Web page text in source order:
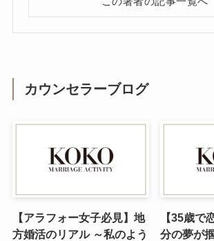
カウンセラーブログ
【アラフォー女子必見】地
方婚活のリアル ～私のよう
【35歳で
分の夢が